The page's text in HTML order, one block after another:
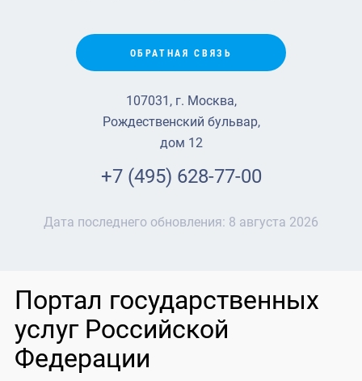
ОБРАТНАЯ СВЯЗЬ
107031, г. Москва,
Рождественский бульвар,
дом 12
+7 (495) 628-77-00
Дата последнего обновления: 8 августа 2026
Портал государственных
услуг Российской
Федерации